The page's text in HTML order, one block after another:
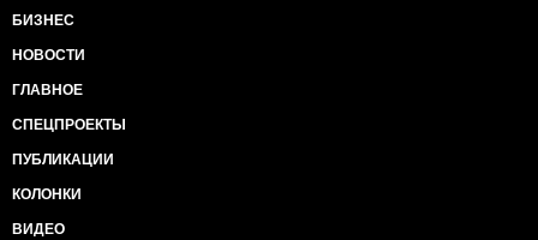
БИЗНЕС
НОВОСТИ
ГЛАВНОЕ
СПЕЦПРОЕКТЫ
ПУБЛИКАЦИИ
КОЛОНКИ
ВИДЕО